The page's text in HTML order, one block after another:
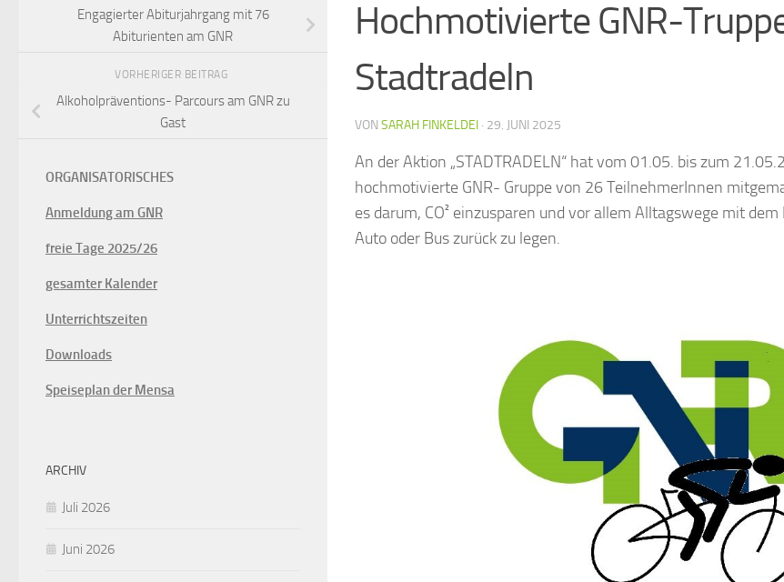
Hochmotivierte GNR-
Stadtradeln
VON SARAH FINKELDEI · 29. JUNI 2025
An der Aktion „STADTRADELN“ hat vom 01.05. bis zum
hochmotivierte GNR- Gruppe von 26 TeilnehmerInnen
es darum, CO² einzusparen und vor allem Alltagswege mit
Auto oder Bus zurück zu legen.
Engagierter Abiturjahrgang mit 76
Abiturienten am GNR
VORHERIGER BEITRAG
Alkoholpräventions- Parcours am GNR zu
Gast
ORGANISATORISCHES
Anmeldung am GNR
freie Tage 2025/26
gesamter Kalender
Unterrichtszeiten
Downloads
Speiseplan der Mensa
ARCHIV
Juli 2026
Juni 2026